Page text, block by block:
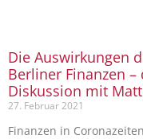
Die Auswirkungen
Berliner Finanzen
Diskussion mit
27. Februar 2021
Finanzen in Coronazeiten